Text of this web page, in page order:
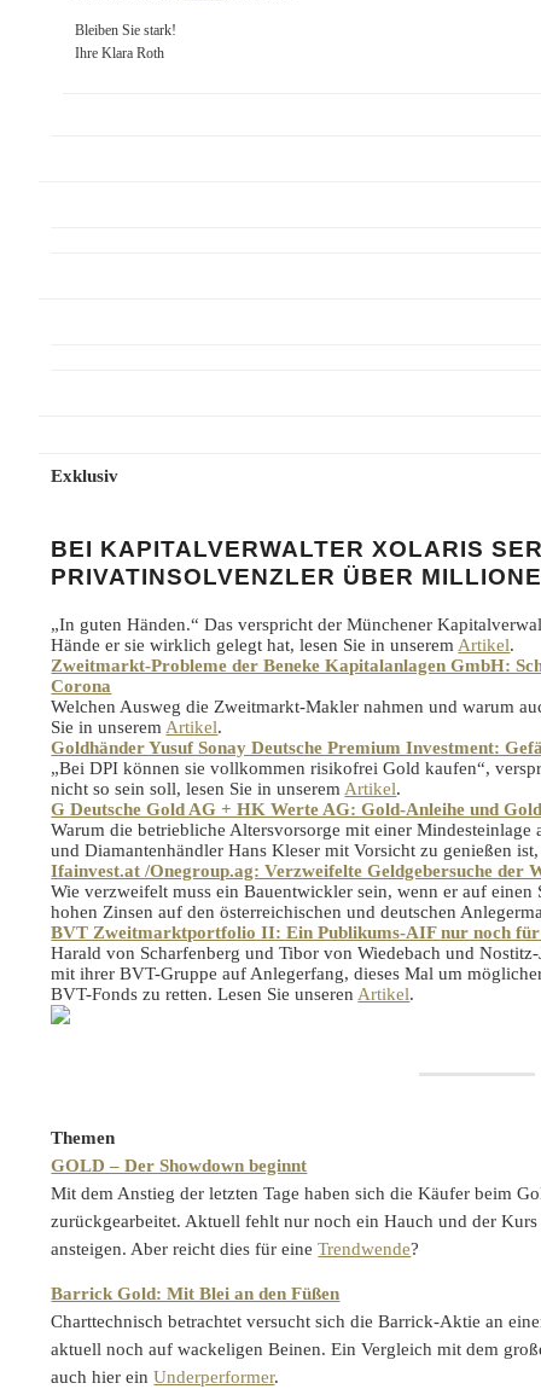
Bleiben Sie stark!
Ihre Klara Roth
Exklusiv
BEI KAPITALVERWALTER XOLARIS
PRIVATINSOLVENZLER ÜBER
„In guten Händen.“ Das verspricht der Münchener
Hände er sie wirklich gelegt hat, lesen Sie in unserem Artikel.
Zweitmarkt-Probleme der Beneke Kapitalanlagen GmbH:
Corona
Welchen Ausweg die Zweitmarkt-Makler nahmen und warum
Sie in unserem Artikel.
Goldhänder Yusuf Sonay Deutsche Premium Investment:
„Bei DPI können sie vollkommen risikofrei Gold kaufen“,
nicht so sein soll, lesen Sie in unserem Artikel.
G Deutsche Gold AG + HK Werte AG: Gold-Anleihe und
Warum die betriebliche Altersvorsorge mit einer
und Diamantenhändler Hans Kleser mit Vorsicht zu genießen
Ifainvest.at /Onegroup.ag: Verzweifelte Geldgebersuche
Wie verzweifelt muss ein Bauentwickler sein, wenn er auf
hohen Zinsen auf den österreichischen und deutschen
BVT Zweitmarktportfolio II: Ein Publikums-AIF nur noch
Harald von Scharfenberg und Tibor von Wiedebach und
mit ihrer BVT-Gruppe auf Anlegerfang, dieses Mal um
BVT-Fonds zu retten. Lesen Sie unseren Artikel.
Themen
GOLD – Der Showdown beginnt
Mit dem Anstieg der letzten Tage haben sich die Käufer beim
zurückgearbeitet. Aktuell fehlt nur noch ein Hauch und der
ansteigen. Aber reicht dies für eineTrendwende?
Barrick Gold: Mit Blei an den Füßen
Charttechnisch betrachtet versucht sich die Barrick-Aktie an
aktuell noch auf wackeligen Beinen. Ein Vergleich mit dem
auch hier einUnderperformer.